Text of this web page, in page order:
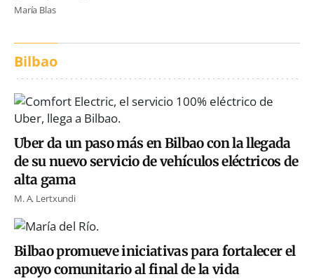
María Blas
Bilbao
Uber da un paso más en Bilbao con la llegada
de su nuevo servicio de vehículos eléctricos de
alta gama
M. A. Lertxundi
Bilbao promueve iniciativas para fortalecer el
apoyo comunitario al final de la vida